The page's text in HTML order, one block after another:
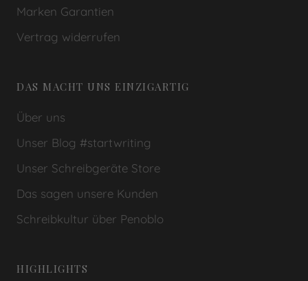
Marken Garantien
Vertrag widerrufen
DAS MACHT UNS EINZIGARTIG
Über uns
Unser Blog #startwriting
Unser Schreibgeräte Store
Das sagen unsere Kunden
Schreibkultur über Penoblo
HIGHLIGHTS